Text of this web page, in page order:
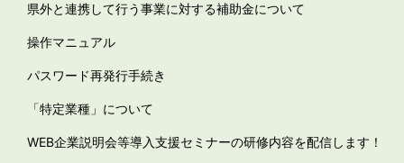
県外と連携して行う事業に対する補助金について
操作マニュアル
パスワード再発行手続き
「特定業種」について
WEB企業説明会等導入支援セミナーの研修内容を配信します！